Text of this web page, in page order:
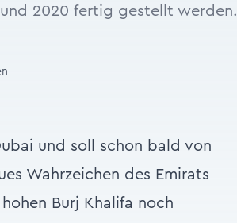
2020 fertig gestellt werden.
und soll schon bald von
Wahrzeichen des Emirats
Burj Khalifa noch